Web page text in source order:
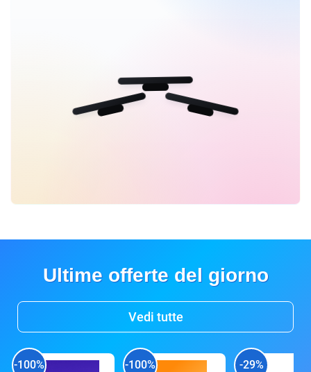
Ultime offerte del giorno
Vedi tutte
-100% -100% -29%